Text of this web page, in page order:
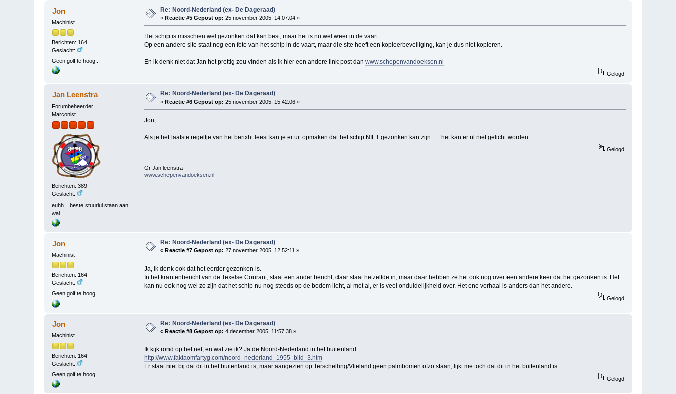
Jon
Machinist
Berichten: 164
Geslacht:
Geen golf te hoog...
Re: Noord-Nederland (ex- De Dageraad)
«Reactie #5 Gepost op: 25 november 2005, 14:07:04 »
Het schip is misschien wel gezonken dat kan best, maar het is nu wel weer in de vaart.
Op een andere site staat nog een foto van het schip in de vaart, maar die site heeft een kopieerbeveiliging, kan je dus niet kopieren.
En ik denk niet dat Jan het prettig zou vinden als ik hier een andere link post dan www.schepenvandoeksen.nl
Gelogd
Jan Leenstra
Forumbeheerder
Marconist
Berichten: 389
Geslacht:
euhh....beste stuurlui staan aan
wal....
Re: Noord-Nederland (ex- De Dageraad)
«Reactie #6 Gepost op: 25 november 2005, 15:42:06 »
Jon,
Als je het laatste regeltje van het berixht leest kan je er uit opmaken dat het schip NIET gezonken kan zijn.......het kan er nl niet gelicht worden.
Gelogd
Gr Jan leenstra
www.schepenvandoeksen.nl
Jon
Machinist
Berichten: 164
Geslacht:
Geen golf te hoog...
Re: Noord-Nederland (ex- De Dageraad)
«Reactie #7 Gepost op: 27 november 2005, 12:52:11 »
Ja, ik denk ook dat het eerder gezonken is.
In het krantenbericht van de Texelse Courant, staat een ander bericht, daar staat hetzelfde in, maar daar hebben ze het ook nog over een andere keer dat het gezonken is. Het
kan nu ook nog wel zo zijn dat het schip nu nog steeds op de bodem licht, al met al, er is veel onduidelijkheid over. Het ene verhaal is anders dan het andere.
Gelogd
Jon
Machinist
Berichten: 164
Geslacht:
Geen golf te hoog...
Re: Noord-Nederland (ex- De Dageraad)
«Reactie #8 Gepost op: 4 december 2005, 11:57:38 »
Ik kijk rond op het net, en wat zie ik? Ja de Noord-Nederland in het buitenland.
http://www.faktaomfartyg.com/noord_nederland_1955_bild_3.htm
Er staat niet bij dat dit in het buitenland is, maar aangezien op Terschelling/Vlieland geen palmbomen ofzo staan, lijkt me toch dat dit in het buitenland is.
Gelogd